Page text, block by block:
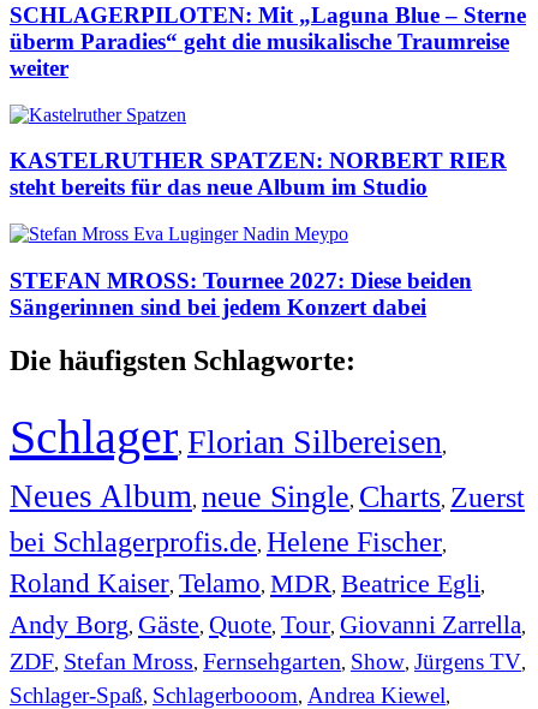
SCHLAGERPILOTEN: Mit „Laguna Blue – Sterne
überm Paradies“ geht die musikalische Traumreise
weiter
KASTELRUTHER SPATZEN: NORBERT RIER
steht bereits für das neue Album im Studio
STEFAN MROSS: Tournee 2027: Diese beiden
Sängerinnen sind bei jedem Konzert dabei
Die häufigsten Schlagworte:
Schlager, Florian Silbereisen,
Neues Album, neue Single, Charts, Zuerst
bei Schlagerprofis.de, Helene Fischer,
Roland Kaiser, Telamo, MDR, Beatrice Egli,
Andy Borg, Gäste, Quote, Tour, Giovanni Zarrella,
ZDF, Stefan Mross, Fernsehgarten, Show, Jürgens TV,
Schlager-Spaß, Schlagerbooom, Andrea Kiewel,